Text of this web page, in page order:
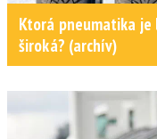
Ktorá pneumatika je
široká? (archív)